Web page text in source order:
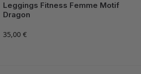
Leggings Fitness Femme Motif
Dragon
35,00€